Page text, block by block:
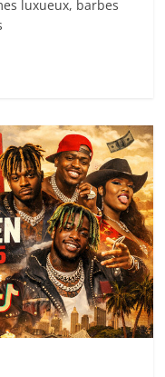
luxueux, barbes